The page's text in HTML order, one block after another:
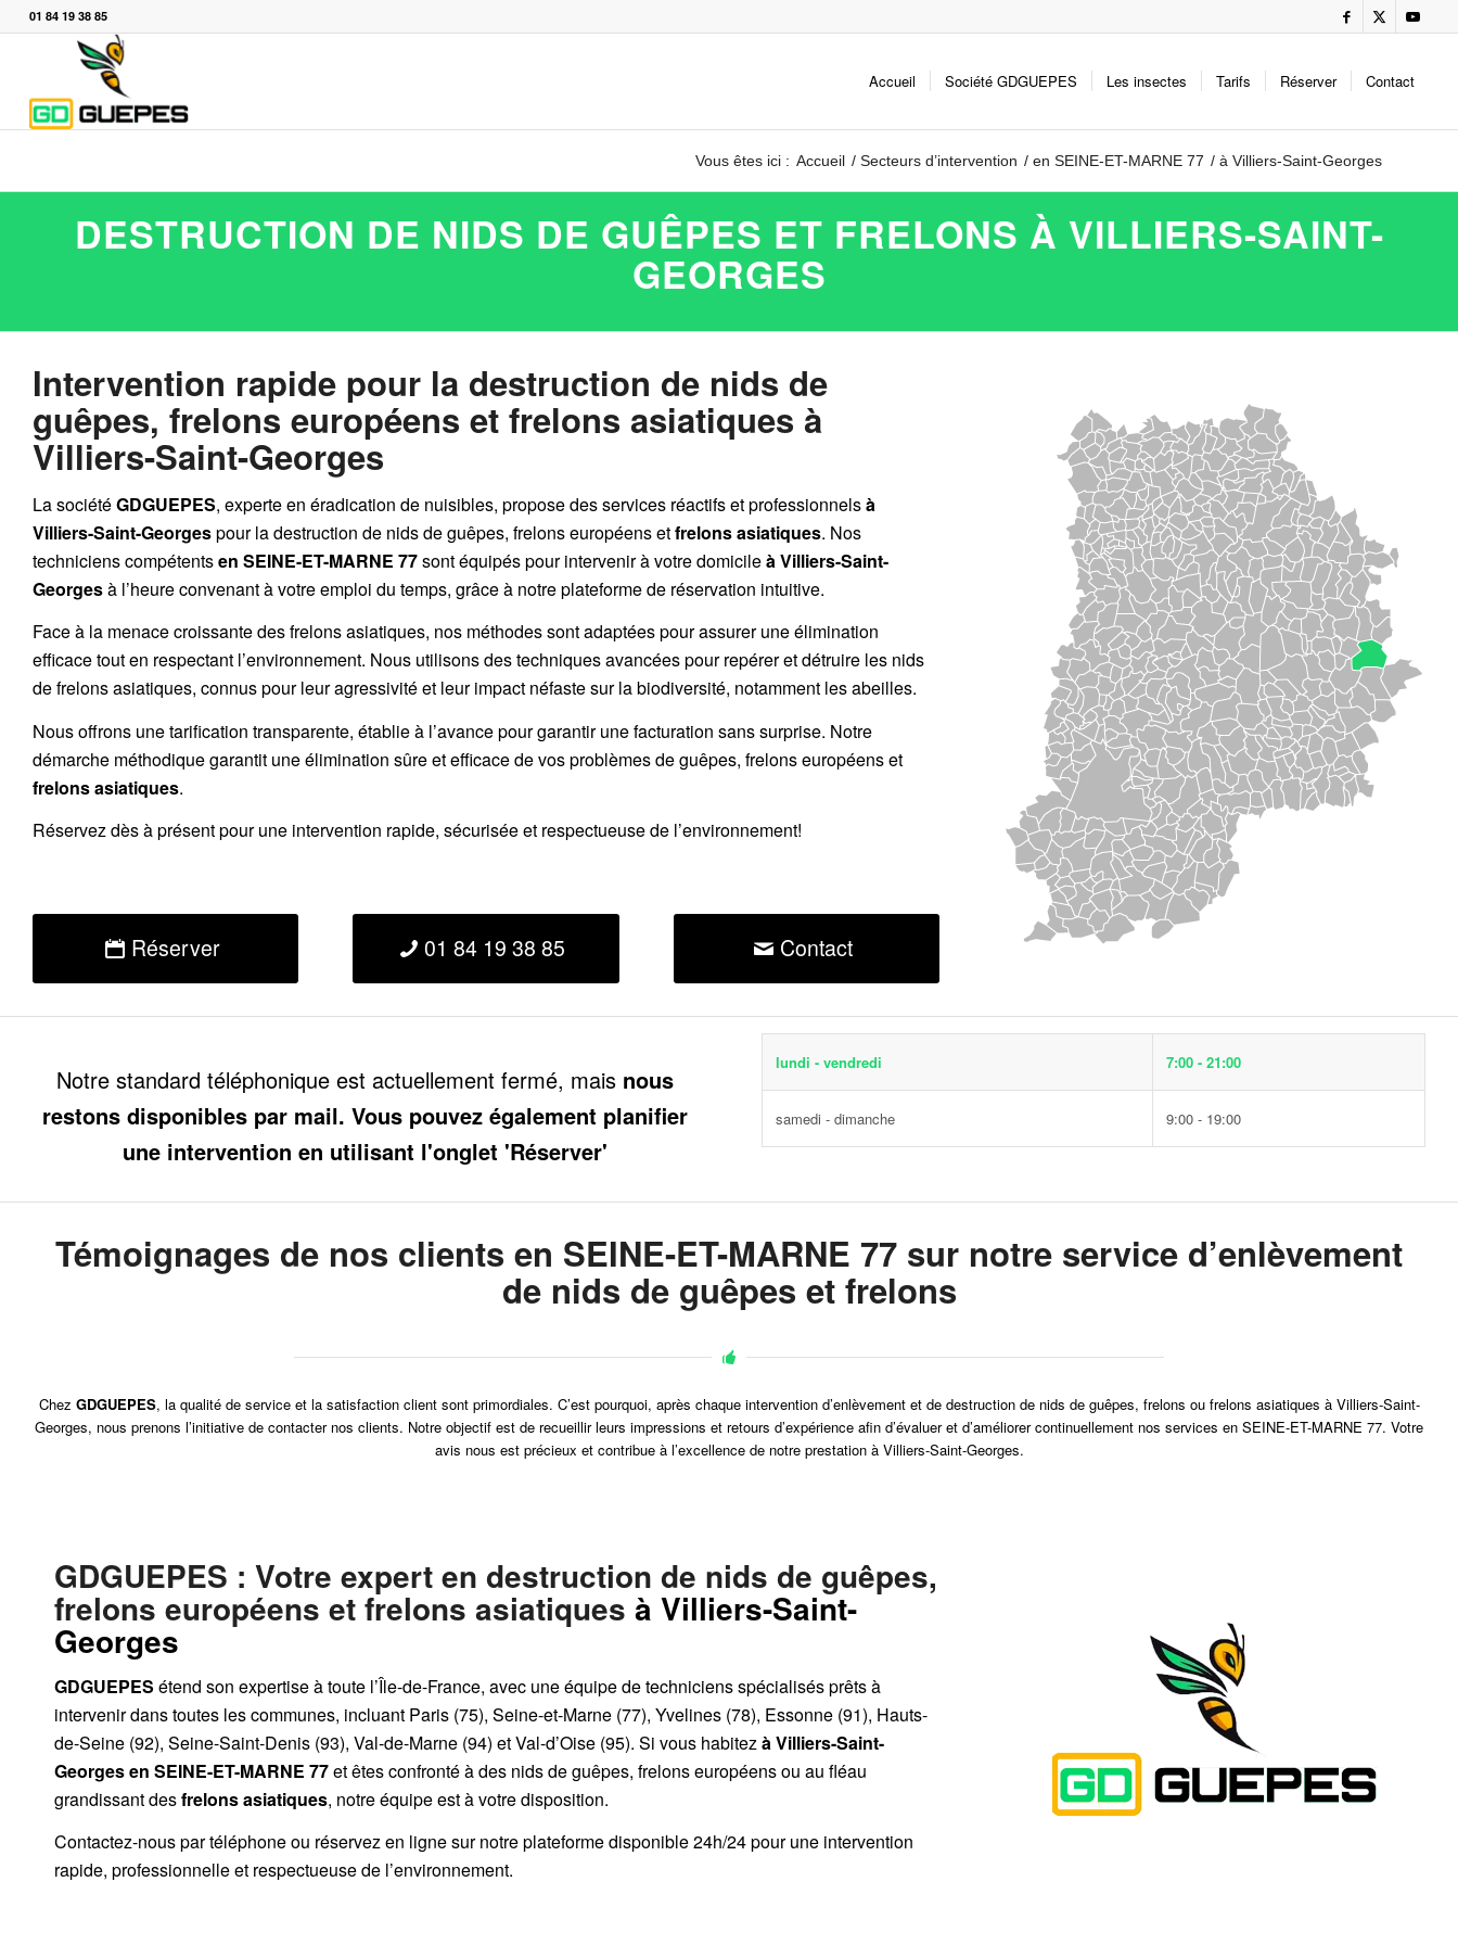
01 84 19 38 85
Accueil Société GDGUEPES Les insectes Tarifs Réserver Contact
Vous êtes ici : Accueil / Secteurs d’intervention / en SEINE-ET-MARNE 77 / à Villiers-Saint-Georges
DESTRUCTION DE NIDS DE GUÊPES ET FRELONS À VILLIERS-SAINT-
GEORGES
Intervention rapide pour la destruction de nids de
guêpes, frelons européens et frelons asiatiques à
Villiers-Saint-Georges
La sociétéGDGUEPES, experte en éradication de nuisibles, propose des services réactifs et professionnelsà
Villiers-Saint-Georgespour la destruction de nids de guêpes, frelons européensetfrelons asiatiques. Nos
techniciens compétentsen SEINE-ET-MARNE 77sont équipés pour intervenir à votre domicileà Villiers-Saint-
Georgesà l’heure convenant à votre emploi du temps, grâce à notre plateforme de réservation intuitive.
Face à la menace croissante des frelons asiatiques, nos méthodes sont adaptées pour assurer une élimination
efficace tout en respectant l’environnement. Nous utilisons des techniques avancées pour repérer et détruire les nids
defrelons asiatiques, connus pour leur agressivité et leur impact néfaste sur la biodiversité, notamment les abeilles.
Nous offrons unetarification transparente, établie à l’avance pour garantir une facturation sans surprise. Notre
démarche méthodique garantit une élimination sûre et efficace de vos problèmes de guêpes, frelons européens et
frelons asiatiques.
Réservezdès à présent pour une intervention rapide, sécurisée et respectueuse de l’environnement!
Réserver 01 84 19 38 85 Contact
Notre standard téléphonique est actuellement fermé, mais nous
restons disponibles par mail. Vous pouvez également planifier
une intervention en utilisant l'onglet 'Réserver'
lundi - vendredi 7:00 - 21:00
samedi - dimanche 9:00 - 19:00
Témoignages de nos clients en SEINE-ET-MARNE 77 sur notre service d’enlèvement
de nids de guêpes et frelons
Chez GDGUEPES, la qualité de service et la satisfaction client sont primordiales. C’est pourquoi, après chaque intervention d’enlèvement et de destruction de nids de guêpes, frelons ou frelons asiatiques à Villiers-Saint-
Georges, nous prenons l’initiative de contacter nos clients. Notre objectif est de recueillir leurs impressions et retours d’expérience afin d’évaluer et d’améliorer continuellement nos services en SEINE-ET-MARNE 77. Votre
avis nous est précieux et contribue à l’excellence de notre prestation à Villiers-Saint-Georges.
GDGUEPES : Votre expert en destruction de nids de guêpes,
frelons européens et frelons asiatiques à Villiers-Saint-
Georges
GDGUEPES étend son expertise à toute l’Île-de-France, avec une équipe de techniciens spécialisés prêts à
intervenir dans toutes les communes, incluant Paris (75), Seine-et-Marne (77), Yvelines (78), Essonne (91), Hauts-
de-Seine (92), Seine-Saint-Denis (93), Val-de-Marne (94) et Val-d’Oise (95). Si vous habitez à Villiers-Saint-
Georgesen SEINE-ET-MARNE 77et êtes confronté à des nids de guêpes, frelons européens ou au fléau
grandissant desfrelons asiatiques, notre équipe est à votre disposition.
Contactez-nous partéléphoneou réservez en ligne sur notre plateforme disponible 24h/24pour une intervention
rapide, professionnelle et respectueuse de l’environnement.